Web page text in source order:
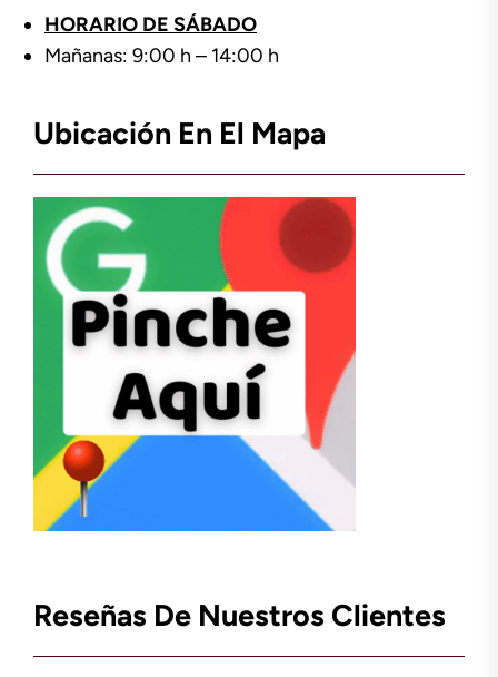
HORARIO DE SÁBADO
Mañanas: 9:00 h – 14:00 h
Ubicación En El Mapa
Reseñas De Nuestros Clientes